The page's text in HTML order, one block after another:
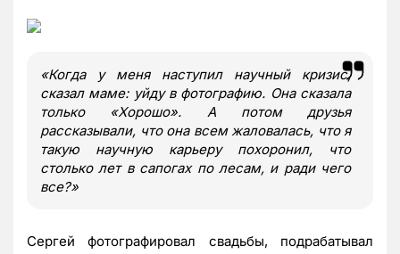
«Когда у меня наступил научный кризис,
сказал маме: уйду в фотографию. Она сказала
только «Хорошо». А потом друзья
рассказывали, что она всем жаловалась, что я
такую научную карьеру похоронил, что
столько лет в сапогах по лесам, и ради чего
все?»
Сергей фотографировал свадьбы, подрабатывал